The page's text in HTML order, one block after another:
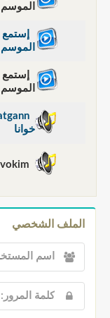
الموسم
الموسم
الموسم
خوانا
الملف الشخصي